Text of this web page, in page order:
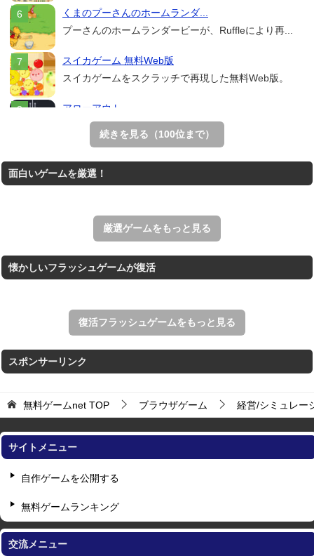
くまのプーさんのホームランダ...
プーさんのホームランダービーが、Ruffleにより再...
スイカゲーム 無料Web版
スイカゲームをスクラッチで再現した無料Web版。
アローアウト
すべての矢印を画面外へ導くパズルゲーム。
ホールを巨大に育成する落とし穴ゲーム。
王国を構築していく放置系のシミュレーションゲーム。
続きを見る（100位まで）
面白いゲームを厳選！
厳選ゲームをもっと見る
懐かしいフラッシュゲームが復活
復活フラッシュゲームをもっと見る
スポンサーリンク
無料ゲームnet TOP ブラウザゲーム 経営/シミュレー
サイトメニュー
自作ゲームを公開する
無料ゲームランキング
交流メニュー